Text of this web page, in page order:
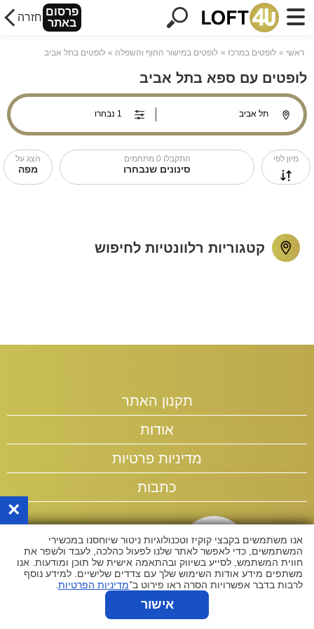
פרסום
באתר חזרה
ראשי לופטים במרכז לופטים במישור החוף והשפלה לופטים בתל אביב
לופטים עם ספא בתל אביב
מיון לפי התקבלו 0 מתחמים
סינונים שנבחרו
הצג על
מפה
קטגוריות רלוונטיות לחיפוש
תקנון האתר
אודות
מדיניות פרטיות
כתבות
×
אנו משתמשים בקבצי קוקיז וטכנולוגיות ניטור שיוחסנו במכשירי
המשתמשים, כדי לאפשר לאתר שלנו לפעול כהלכה, לעבד ולשפר את
חווית המשתמש, לסייע בשיווק ובהתאמה אישית של תוכן ומודעות. אנו
משתפים מידע אודות השימוש שלך עם צדדים שלישיים. למידע נוסף
לרבות בדבר אפשרויות הסרה ראו פירוט ב־מדיניות הפרטיות
אישור